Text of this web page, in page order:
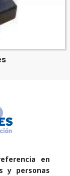
en
y personas